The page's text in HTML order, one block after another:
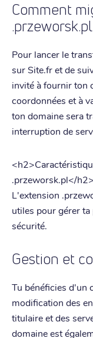
Comment
Pour lancer le
sur Site.fr et de
invité à fournir ton
coordonnées et à
ton domaine sera
interruption de
.przeworsk.pl</h2>
L'extension
utiles pour gérer
sécurité.
Gestion et
Tu bénéficies d'un
modification des
titulaire et des
domaine est